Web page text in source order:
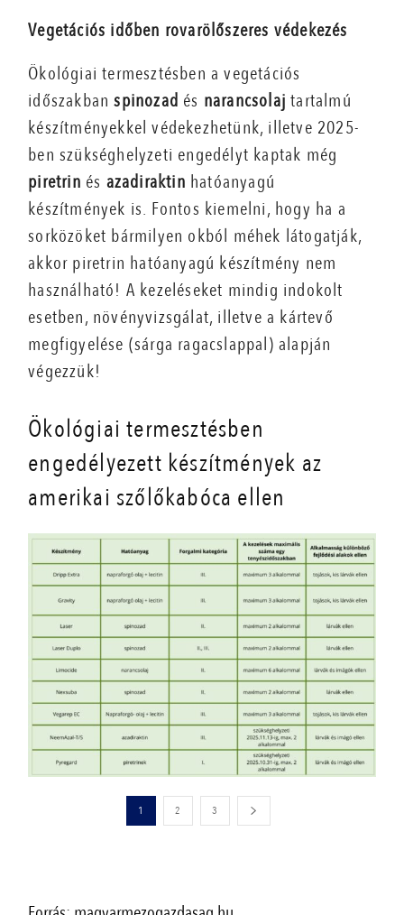
Vegetációs időben rovarölőszeres védekezés
Ökológiai termesztésben a vegetációs
időszakbanspinozad és narancsolaj tartalmú
készítményekkel védekezhetünk, illetve 2025-
ben szükséghelyzeti engedélyt kaptak még
piretrin és azadiraktin hatóanyagú
készítmények is. Fontos kiemelni, hogy ha a
sorközöket bármilyen okból méhek látogatják,
akkor piretrin hatóanyagú készítmény nem
használható! A kezeléseket mindig indokolt
esetben, növényvizsgálat, illetve a kártevő
megfigyelése (sárga ragacslappal) alapján
végezzük!
Ökológiai termesztésben
engedélyezett készítmények az
amerikai szőlőkabóca ellen
1 2 3